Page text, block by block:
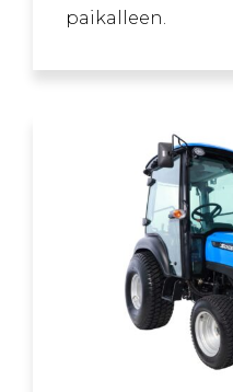
paikalleen.